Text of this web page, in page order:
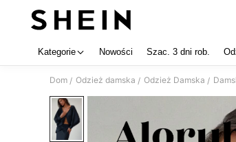
Kategorie Nowości Szac. 3 dni rob.
Dom / Odzież damska / Odzież Damska /